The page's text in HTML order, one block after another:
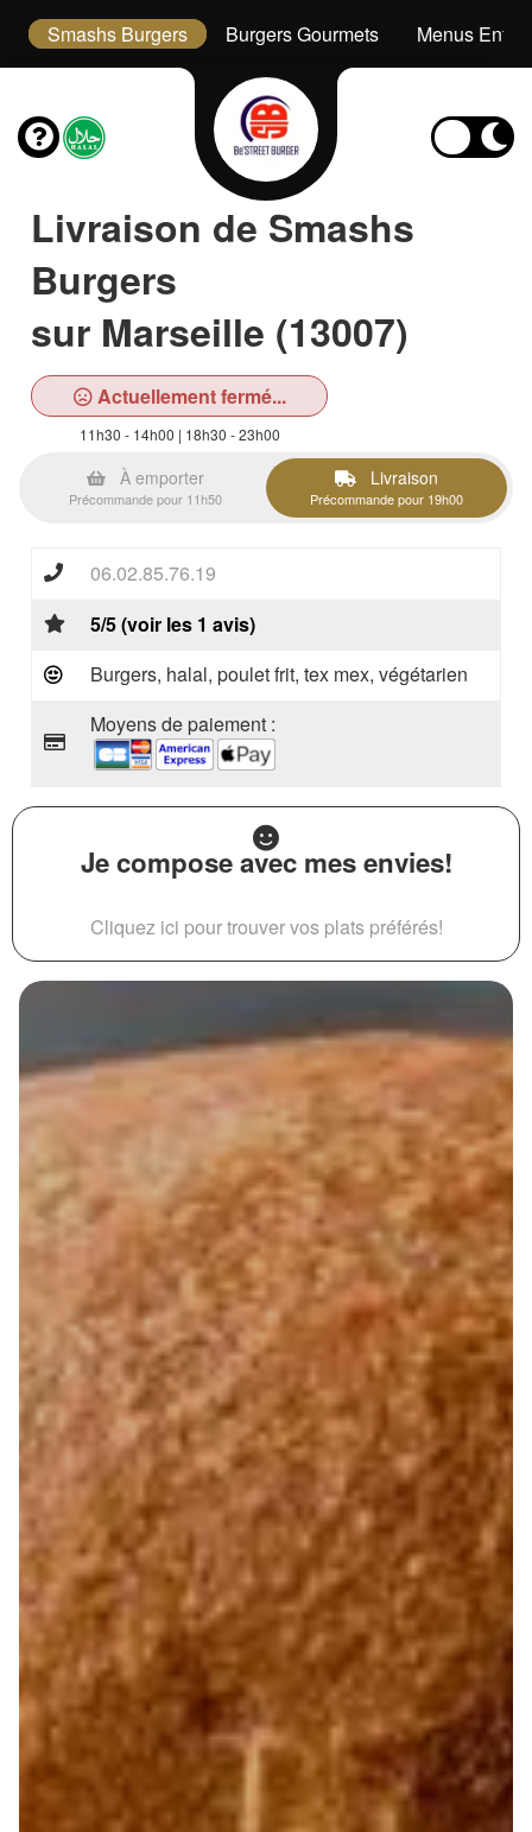
Smashs Burgers Burgers Gourmets Menus Enfant
Livraison de Smashs
Burgers
sur Marseille (13007)
Actuellement fermé...
11h30 - 14h00 | 18h30 - 23h00
À emporter
Précommande pour 11h50
Livraison
Précommande pour 19h00
06.02.85.76.19
5/5 (voir les 1 avis)
Burgers, halal, poulet frit, tex mex, végétarien
Moyens de paiement :
Je compose avec mes envies!
Cliquez ici pour trouver vos plats préférés!